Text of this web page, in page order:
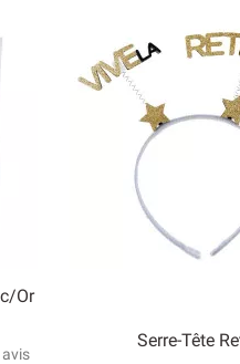
Or
avis
Serre-Tête